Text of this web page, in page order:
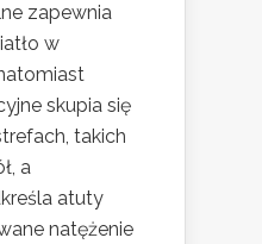
zapewnia
w
skupia się
takich
a
atuty
natężenie